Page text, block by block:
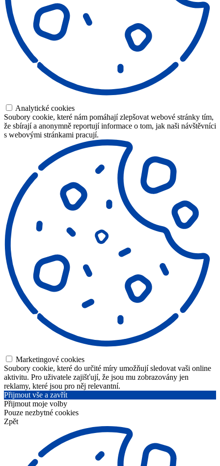
Analytické cookies
Soubory cookie, které nám pomáhají zlepšovat webové stránky tím,
že sbírají a anonymně reportují informace o tom, jak naši návštěvníci
s webovými stránkami pracují.
Marketingové cookies
Soubory cookie, které do určité míry umožňují sledovat vaši online
aktivitu. Pro uživatele zajišťují, že jsou mu zobrazovány jen
reklamy, které jsou pro něj relevantní.
Přijmout vše a zavřít
Přijmout moje volby
Pouze nezbytné cookies
Zpět